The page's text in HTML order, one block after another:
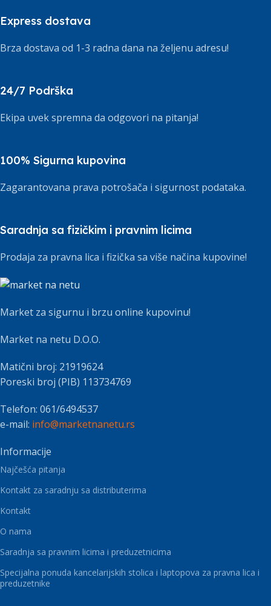
Express dostava
Brza dostava od 1-3 radna dana na željenu adresu!
24/7 Podrška
Ekipa uvek spremna da odgovori na pitanja!
100% Sigurna kupovina
Zagarantovana prava potrošača i sigurnost podataka.
Saradnja sa fizičkim i pravnim licima
Prodaja za pravna lica i fizička sa više načina kupovine!
Market za sigurnu i brzu online kupovinu!
Market na netu D.O.O.
Matični broj: 21919624
Poreski broj (PIB) 113734769
Telefon: 061/6494537
e-mail: info@marketnanetu.rs
Informacije
Najčešća pitanja
Kontakt za saradnju sa distributerima
Kontakt
O nama
Saradnja sa pravnim licima i preduzetnicima
Specijalna ponuda kancelarijskih stolica i laptopova za pravna lica i
preduzetnike